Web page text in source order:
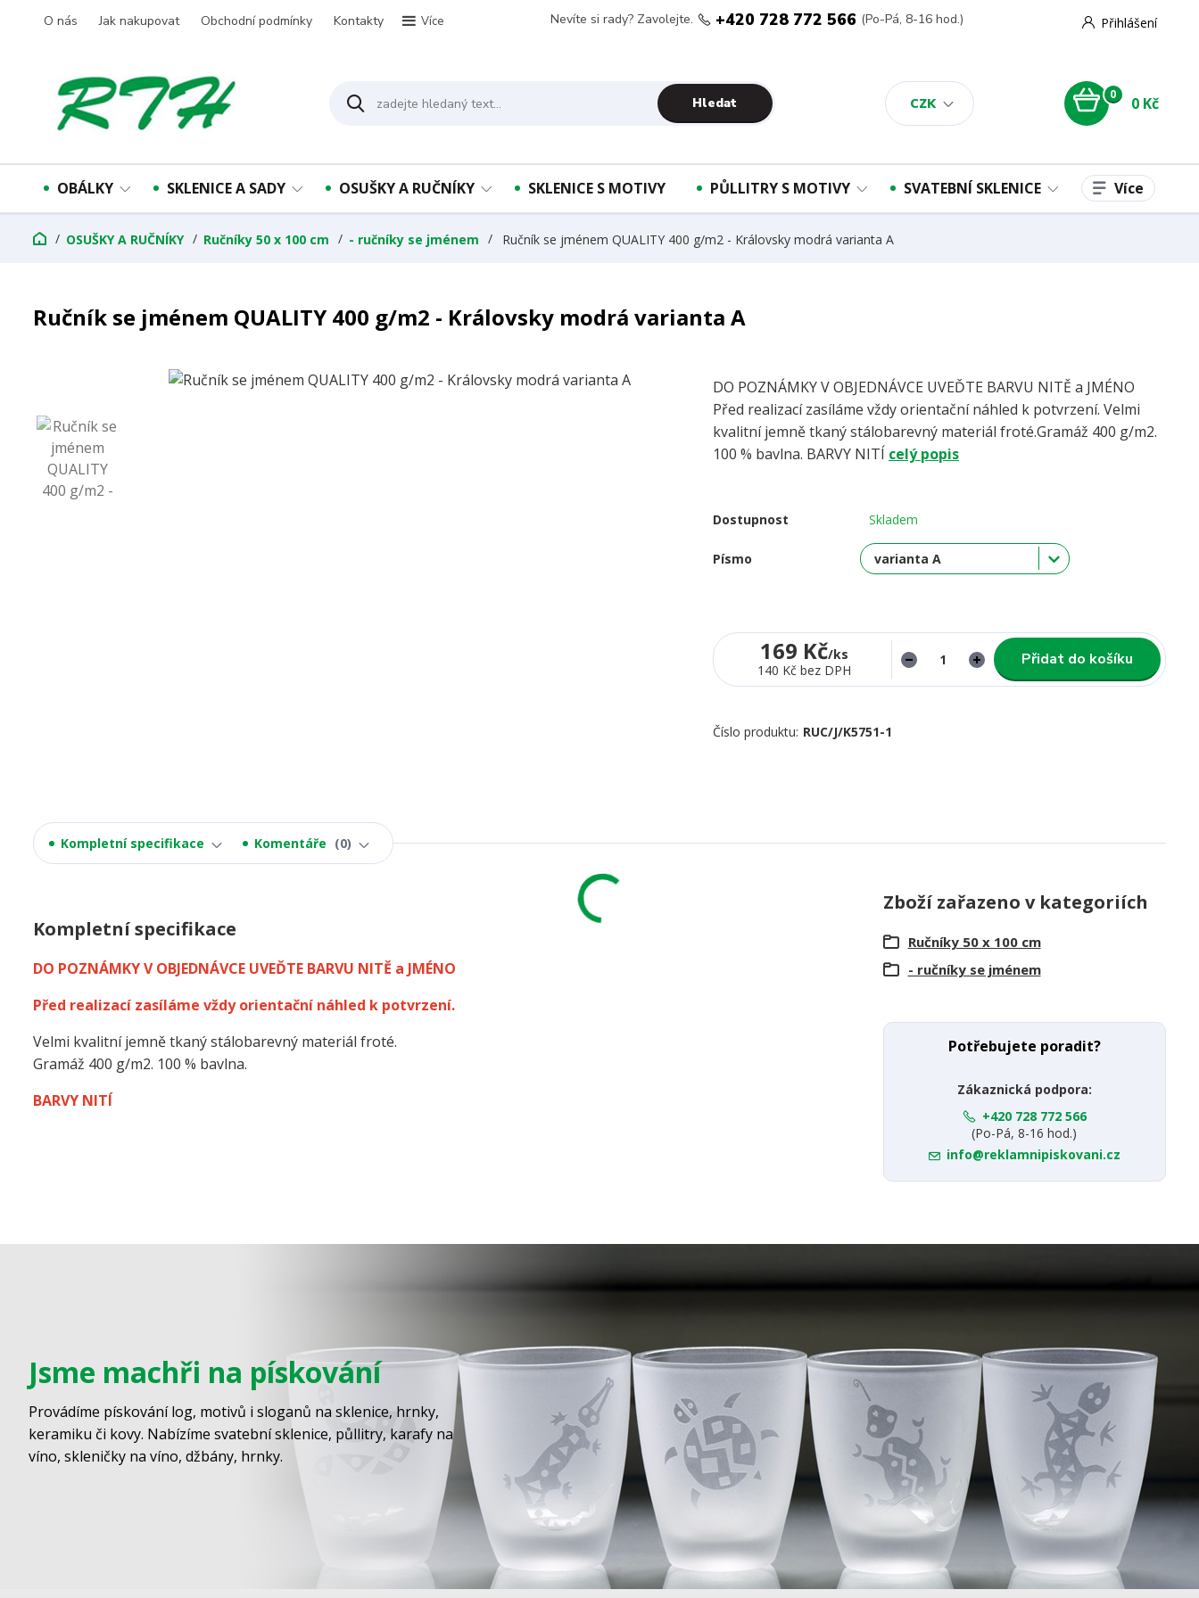
O nás Jak nakupovat Obchodní podmínky Kontakty Více
CZK
Přihlášení
Hledat
Nevíte si rady? Zavolejte. +420 728 772 566 (Po-Pá, 8-16 hod.)
0 0 Kč
OBÁLKY SKLENICE A SADY OSUŠKY A RUČNÍKY SKLENICE S MOTIVY PŮLLITRY S MOTIVY SVATEBNÍ SKLENICE Více
OSUŠKY A RUČNÍKY Ručníky 50 x 100 cm - ručníky se jménem Ručník se jménem QUALITY 400 g/m2 - Královsky modrá varianta A
Ručník se jménem QUALITY 400 g/m2 - Královsky modrá varianta A
DO POZNÁMKY V OBJEDNÁVCE UVEĎTE BARVU NITĚ a JMÉNO
Před realizací zasíláme vždy orientační náhled k potvrzení. Velmi
kvalitní jemně tkaný stálobarevný materiál froté.Gramáž 400 g/m2.
100 % bavlna. BARVY NITÍ celý popis
Dostupnost Skladem
Písmo
169 Kč/ks
140 Kč bez DPH
Přidat do košíku
Číslo produktu: RUC/J/K5751-1
Kompletní specifikace Komentáře 0
Kompletní specifikace
DO POZNÁMKY V OBJEDNÁVCE UVEĎTE BARVU NITĚ a JMÉNO
Před realizací zasíláme vždy orientační náhled k potvrzení.
Velmi kvalitní jemně tkaný stálobarevný materiál froté.
Gramáž 400 g/m2. 100 % bavlna.
BARVY NITÍ
Zboží zařazeno v kategoriích
Ručníky 50 x 100 cm
- ručníky se jménem
Potřebujete poradit?
Zákaznická podpora:
+420 728 772 566
(Po-Pá, 8-16 hod.)
info@reklamnipiskovani.cz
Jsme machři na pískování
Provádíme pískování log, motivů i sloganů na sklenice, hrnky,
keramiku či kovy. Nabízíme svatební sklenice, půllitry, karafy na
víno, skleničky na víno, džbány, hrnky.